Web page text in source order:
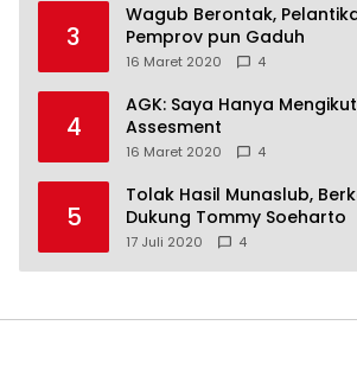
3
Wagub Berontak,
Pemprov pun Gaduh
16 Maret 2020 4
4
AGK: Saya Hanya
Assesment
16 Maret 2020 4
5
Tolak Hasil Munaslub,
Dukung Tommy Soeharto
17 Juli 2020 4